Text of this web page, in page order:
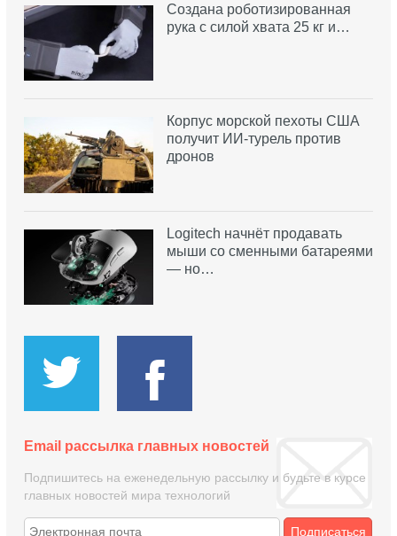
Создана роботизированная
рука с силой хвата 25 кг и…
Корпус морской пехоты США
получит ИИ-турель против
дронов
Logitech начнёт продавать
мыши со сменными батареями
— но…
Email рассылка главных новостей
Подпишитесь на еженедельную рассылку и будьте в курсе
главных новостей мира технологий
Подписаться